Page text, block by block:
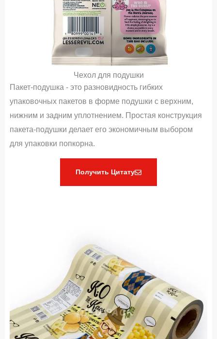
Чехол для подушки
Пакет-подушка - это разновидность гибких
упаковочных пакетов в форме подушки с верхним,
нижним и задним уплотнением. Простая конструкция
пакета-подушки делает его экономичным выбором
для упаковки попкорна.
Получить Цитату